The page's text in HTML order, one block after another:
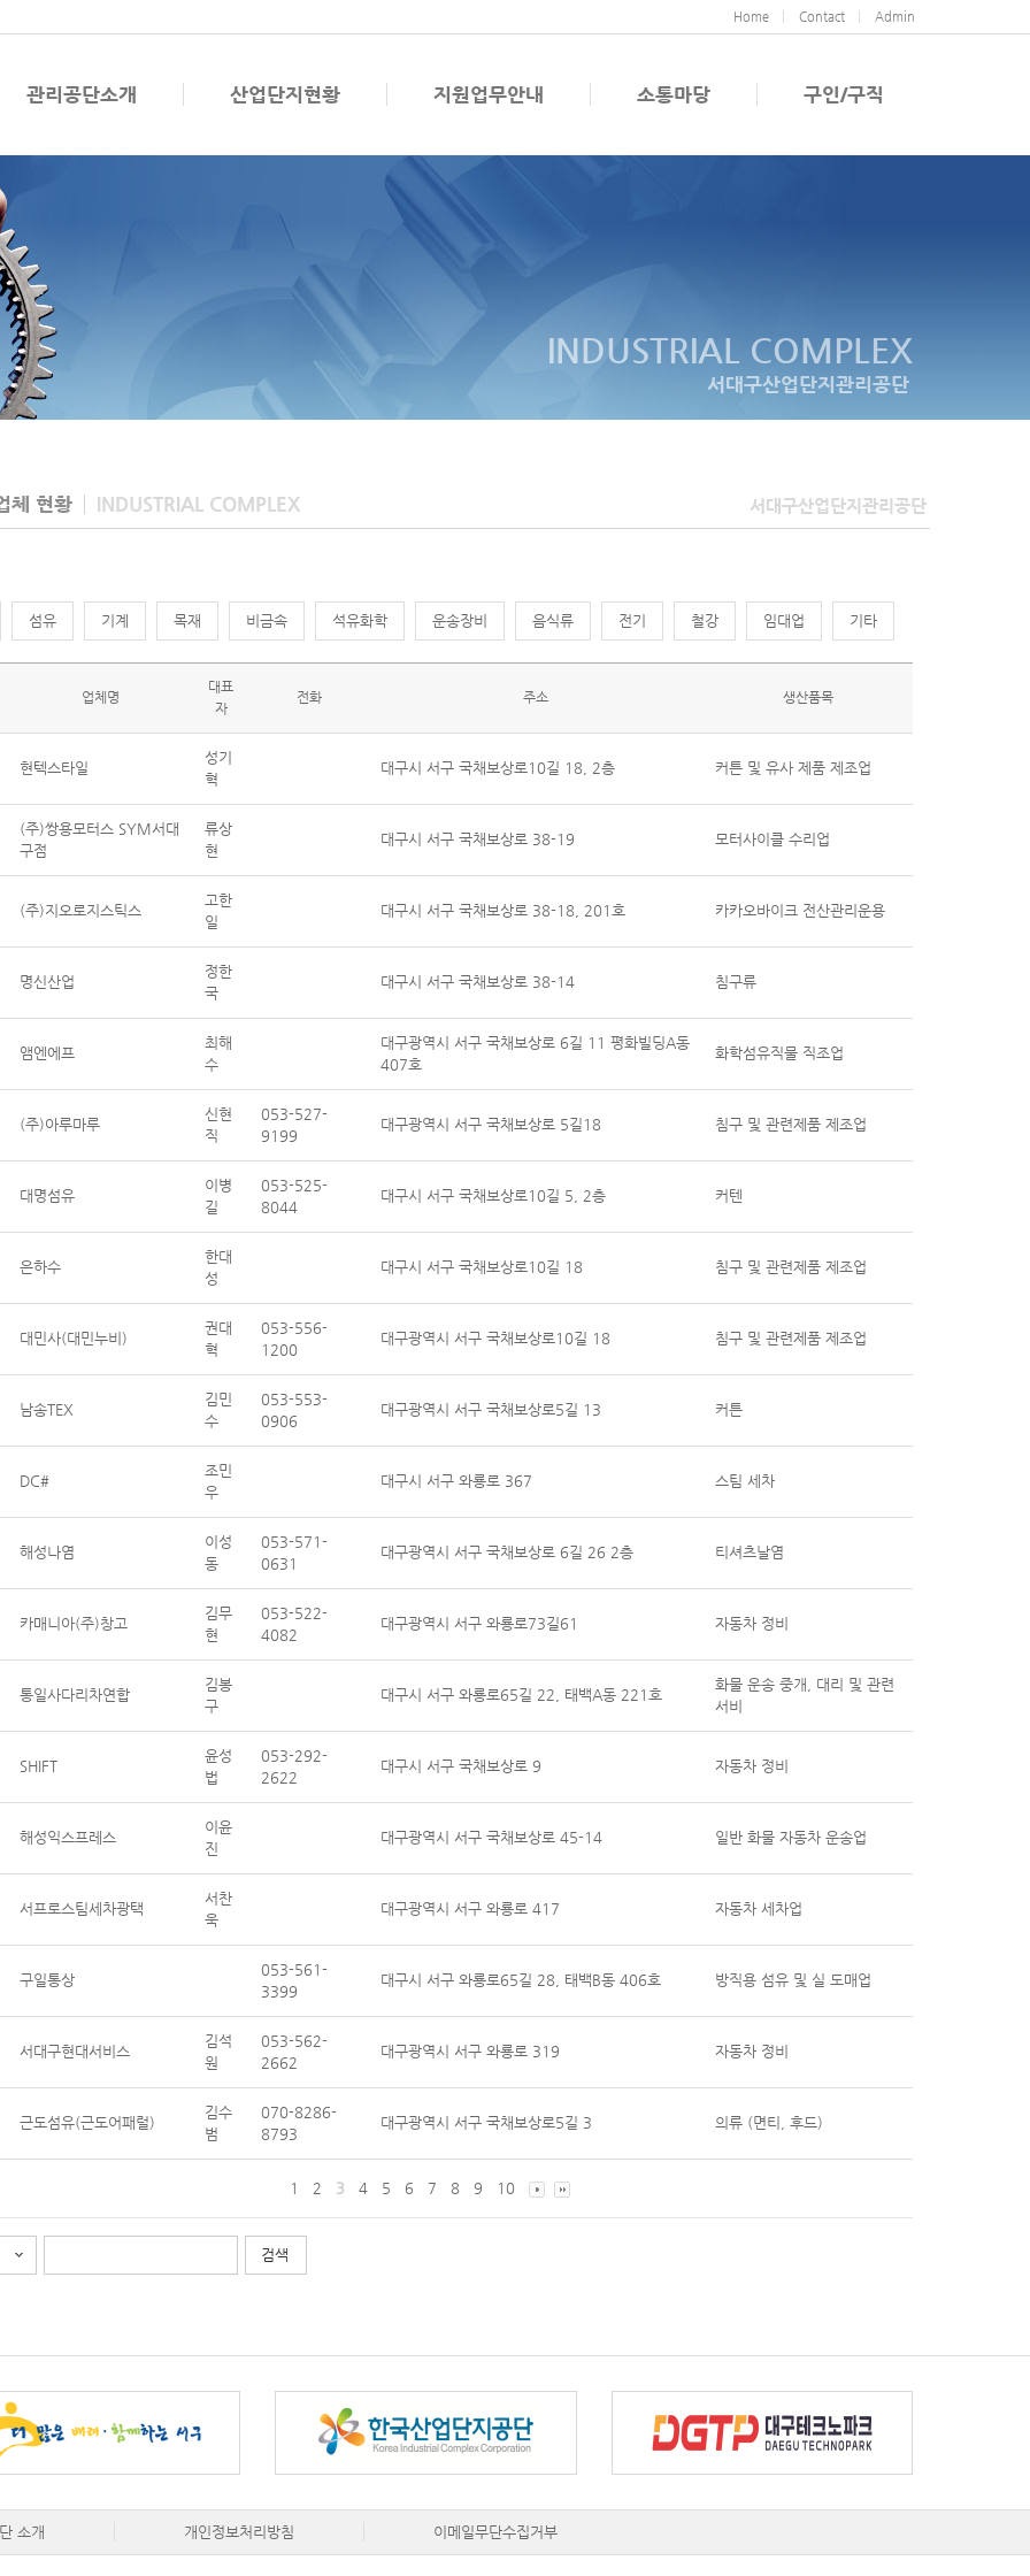
Home Contact Admin
관리공단소개 산업단지현황 지원업무안내 소통마당 구인/구직
INDUSTRIAL COMPLEX
서대구산업단지관리공단
체 현황 INDUSTRIAL COMPLEX 서대구산업단지관리공단
섬유 기계 목재 비금속 석유화학 운송장비 음식류 전기 철강 임대업 기타
업체명
대표
자
전화 주소 생산품목
현텍스타일
성기
혁
대구시 서구 국채보상로10길 18, 2층 커튼 및 유사 제품 제조업
(주)쌍용모터스 SYM서대
구점
류상
현
대구시 서구 국채보상로 38-19 모터사이클 수리업
(주)지오로지스틱스
고한
일
대구시 서구 국채보상로 38-18, 201호 카카오바이크 전산관리운용
명신산업
정한
국
대구시 서구 국채보상로 38-14 침구류
앰엔에프
최해
수
대구광역시 서구 국채보상로 6길 11 평화빌딩A동
407호
화학섬유직물 직조업
(주)아루마루
신현
직
053-527-
9199
대구광역시 서구 국채보상로 5길18 침구 및 관련제품 제조업
대명섬유
이병
길
053-525-
8044
대구시 서구 국채보상로10길 5, 2층 커텐
은하수
한대
성
대구시 서구 국채보상로10길 18 침구 및 관련제품 제조업
대민사(대민누비)
권대
혁
053-556-
1200
대구광역시 서구 국채보상로10길 18 침구 및 관련제품 제조업
남송TEX
김민
수
053-553-
0906
대구광역시 서구 국채보상로5길 13 커튼
DC#
조민
우
대구시 서구 와룡로 367 스팀 세차
해성나염
이성
동
053-571-
0631
대구광역시 서구 국채보상로 6길 26 2층 티셔츠날염
카매니아(주)창고
김무
현
053-522-
4082
대구광역시 서구 와룡로73길61 자동차 정비
통일사다리차연합
김봉
구
대구시 서구 와룡로65길 22, 태백A동 221호
화물 운송 중개, 대리 및 관련
서비
SHIFT
윤성
법
053-292-
2622
대구시 서구 국채보상로 9 자동차 정비
해성익스프레스
이윤
진
대구광역시 서구 국채보상로 45-14 일반 화물 자동차 운송업
서프로스팀세차광택
서찬
욱
대구광역시 서구 와룡로 417 자동차 세차업
구일통상
053-561-
3399
대구시 서구 와룡로65길 28, 태백B동 406호 방직용 섬유 및 실 도매업
서대구현대서비스
김석
원
053-562-
2662
대구광역시 서구 와룡로 319 자동차 정비
근도섬유(근도어패럴)
김수
범
070-8286-
8793
대구광역시 서구 국채보상로5길 3 의류 (면티, 후드)
1 2 3 4 5 6 7 8 9 10
소개 개인정보처리방침 이메일무단수집거부